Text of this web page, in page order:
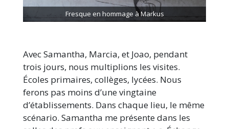
Fresque en hommage à Markus
Avec Samantha, Marcia, et Joao, pendant
trois jours, nous multiplions les visites.
Écoles primaires, collèges, lycées. Nous
ferons pas moins d’une vingtaine
d’établissements. Dans chaque lieu, le même
scénario. Samantha me présente dans les